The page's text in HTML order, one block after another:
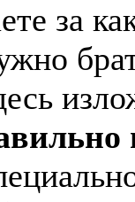
за